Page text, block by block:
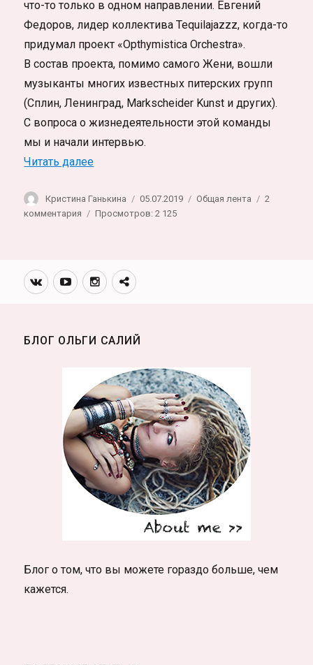
что-то только в одном направлении. Евгений
Федоров, лидер коллектива Tequilajazzz, когда-то
придумал проект «Opthymistica Orchestra».
В состав проекта, помимо самого Жени, вошли
музыканты многих известных питерских групп
(Сплин, Ленинград, Markscheider Kunst и других).
С вопроса о жизнедеятельности этой команды
мы и начали интервью.
Читать далее«Евгений Фёдоров и Tequilajazzz.
Автор
Кристина Ганькина Опубликовано
05.07.2019 Рубрики
Общая лента
2
комментария
и
Tequilajazzz.
Просмотров: 2 125
Вконтакте
YoutubeИнстаграмм
Телеграм
БЛОГ ОЛЬГИ САЛИЙ
Блог о том, что вы можете гораздо больше, чем
кажется.